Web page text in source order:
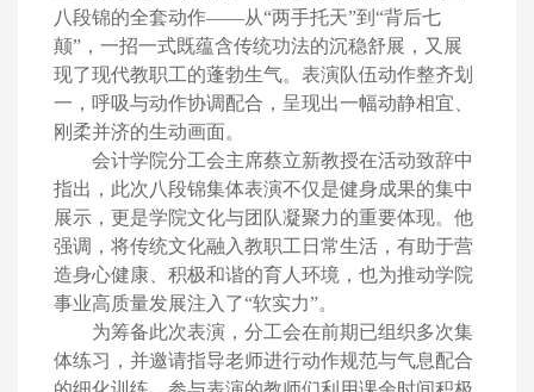
八段锦的全套动作——从“两手托天”到“背后七
颠”，一招一式既蕴含传统功法的沉稳舒展，又展
现了现代教职工的蓬勃生气。表演队伍动作整齐划
一，呼吸与动作协调配合，呈现出一幅动静相宜、
刚柔并济的生动画面。
会计学院分工会主席蔡立新教授在活动致辞中
指出，此次八段锦集体表演不仅是健身成果的集中
展示，更是学院文化与团队凝聚力的重要体现。他
强调，将传统文化融入教职工日常生活，有助于营
造身心健康、积极和谐的育人环境，也为推动学院
事业高质量发展注入了“软实力”。
为筹备此次表演，分工会在前期已组织多次集
体练习，并邀请指导老师进行动作规范与气息配合